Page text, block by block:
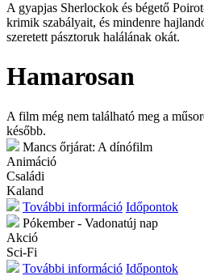
A gyapjas Sherlockok és bégető
krimik szabályait, és mindenre
szeretett pásztoruk halálának okát.
Hamarosan
A film még nem található meg a
később.
Mancs őrjárat: A dínófilm
Animáció
Családi
Kaland
További információ Időpontok
Pókember - Vadonatúj nap
Akció
Sci-Fi
További információ Időpontok